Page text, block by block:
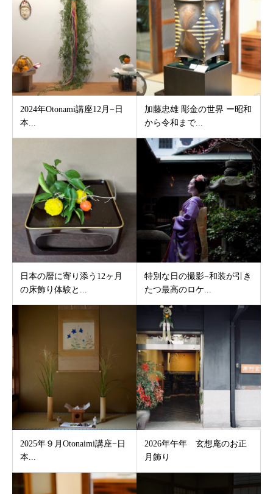
2024年Otonami講座12月−日
本...
加藤忠雄 彫金の世界 ー昭和
から令和まで...
日本の暦に寄り添う12ヶ月
の床飾り体験と...
特別な日の撮影−和装が引き
たつ最高のロケ...
2025年９月Otonaimi講座−日
本...
2026年午年 玄想庵のお正
月飾り